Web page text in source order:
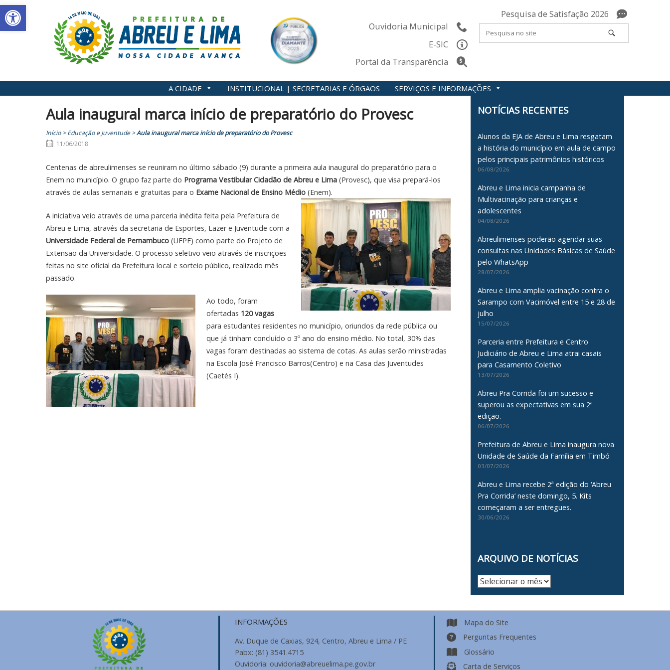
Abrir a barra de ferramentas
Skip
to
content
Ouvidoria Municipal
E-SIC
Portal da Transparência
Pesquisa de Satisfação 2026
A CIDADE INSTITUCIONAL | SECRETARIAS E ÓRGÃOS SERVIÇOS E INFORMAÇÕES
Aula inaugural marca início de preparatório do Provesc
Início>Educação e Juventude>Aula inaugural marca início de preparatório do Provesc
11/06/2018
Centenas de abreulimenses se reuniram no último sábado (9) durante a primeira aula inaugural do preparatório para o
Enem no município. O grupo faz parte do Programa Vestibular Cidadão de Abreu e Lima (Provesc), que visa prepará-los
através de aulas semanais e gratuitas para o Exame Nacional de Ensino Médio (Enem).
A iniciativa veio através de uma parceria inédita feita pela Prefeitura de
Abreu e Lima, através da secretaria de Esportes, Lazer e Juventude com a
Universidade Federal de Pernambuco (UFPE) como parte do Projeto de
Extensão da Universidade. O processo seletivo veio através de inscrições
feitas no site oficial da Prefeitura local e sorteio público, realizado mês
passado.
Ao todo, foram
ofertadas 120 vagas
para estudantes residentes no município, oriundos da rede pública ou
que já tinham concluído o 3º ano do ensino médio. No total, 30% das
vagas foram destinadas ao sistema de cotas. As aulas serão ministradas
na Escola José Francisco Barros(Centro) e na Casa das Juventudes
(Caetés I).
NOTÍCIAS RECENTES
Alunos da EJA de Abreu e Lima resgatam
a história do município em aula de campo
pelos principais patrimônios históricos
06/08/2026
Abreu e Lima inicia campanha de
Multivacinação para crianças e
adolescentes
04/08/2026
Abreulimenses poderão agendar suas
consultas nas Unidades Básicas de Saúde
pelo WhatsApp
28/07/2026
Abreu e Lima amplia vacinação contra o
Sarampo com Vacimóvel entre 15 e 28 de
julho
15/07/2026
Parceria entre Prefeitura e Centro
Judiciário de Abreu e Lima atrai casais
para Casamento Coletivo
13/07/2026
Abreu Pra Corrida foi um sucesso e
superou as expectativas em sua 2ª
edição.
06/07/2026
Prefeitura de Abreu e Lima inaugura nova
Unidade de Saúde da Família em Timbó
03/07/2026
Abreu e Lima recebe 2ª edição do ‘Abreu
Pra Corrida’ neste domingo, 5. Kits
começaram a ser entregues.
30/06/2026
ARQUIVO DE NOTÍCIAS
Arquivo
INFORMAÇÕES
Av. Duque de Caxias, 924, Centro, Abreu e Lima / PE
Pabx: (81) 3541.4715
Ouvidoria: ouvidoria@abreuelima.pe.gov.br
Mapa do Site
Perguntas Frequentes
Glossário
Carta de Serviços